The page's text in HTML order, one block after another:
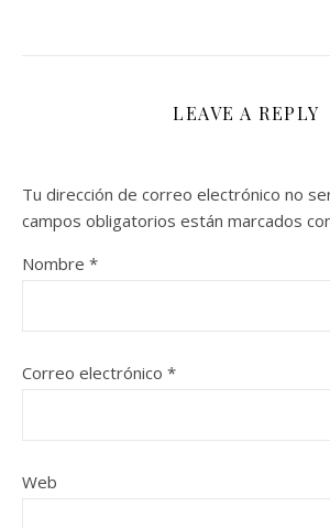
LEAVE A REPLY
Tu dirección de correo electrónico no
campos obligatorios están marcados
Nombre *
Correo electrónico *
Web